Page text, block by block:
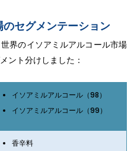
セグメンテーション
界のイソアミルアルコール市場
ント分けしました：
イソアミルアルコール（98）
イソアミルアルコール（99）
香辛料